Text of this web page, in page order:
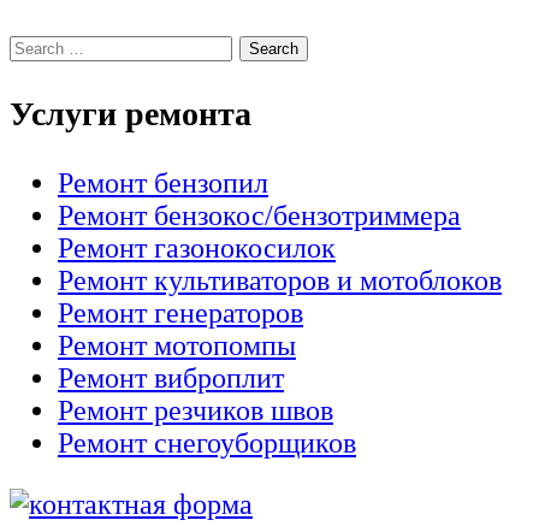
Услуги ремонта
Ремонт бензопил
Ремонт бензокос/бензотриммера
Ремонт газонокосилок
Ремонт культиваторов и мотоблоков
Ремонт генераторов
Ремонт мотопомпы
Ремонт виброплит
Ремонт резчиков швов
Ремонт снегоуборщиков